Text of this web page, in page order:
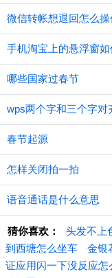
微信转帐想退回怎么操
手机淘宝上的悬浮窗如
哪些国家过春节
wps两个字和三个字对
春节起源
怎样关闭拍一拍
语音通话是什么意思
猜你喜欢： 头发不上
到西塘怎么坐车
金银
证应用闪一下没反应怎